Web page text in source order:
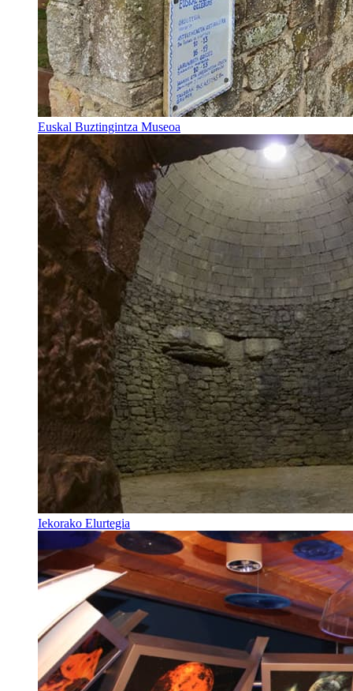
Euskal Buztingintza Museoa
Iekorako Elurtegia